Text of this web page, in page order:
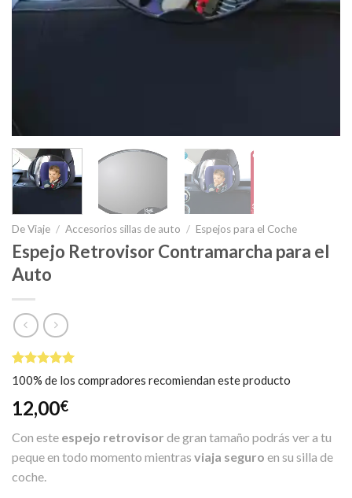
De Viaje / Accesorios sillas de auto / Espejos para el Coche
Espejo Retrovisor Contramarcha para el
Auto
Valorado
5.00 sobre
5 basado
en
5
de clientes
100% de los compradores recomiendan este producto
12,00€
Con este espejo retrovisor de gran tamaño podrás ver a tu
peque en todo momento mientras viaja seguro en su silla de
coche.